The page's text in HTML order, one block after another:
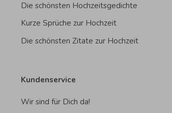
Die schönsten Hochzeitsgedichte
Kurze Sprüche zur Hochzeit
Die schönsten Zitate zur Hochzeit
Kundenservice
Wir sind für Dich da!